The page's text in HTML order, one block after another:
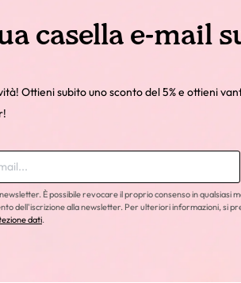
casella e-mail
Ottieni subito uno sconto del 5% e ottieni
È possibile revocare il proprio consenso in qualsiasi
dell'iscrizione alla newsletter. Per ulteriori informazioni, si
dati.